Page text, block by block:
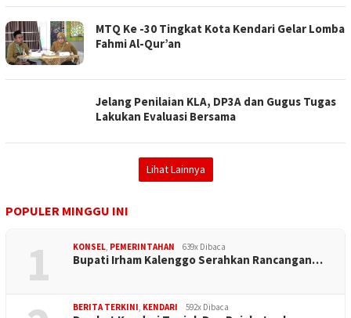
MTQ Ke -30 Tingkat Kota Kendari Gelar Lomba
Fahmi Al-Qur’an
Jelang Penilaian KLA, DP3A dan Gugus Tugas
Lakukan Evaluasi Bersama
Lihat Lainnya
POPULER MINGGU INI
1 KONSEL, PEMERINTAHAN 639x Dibaca
Bupati Irham Kalenggo Serahkan Rancangan…
BERITA TERKINI, KENDARI 592x Dibaca